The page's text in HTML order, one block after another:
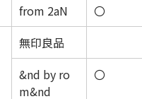
from 2aN
〇
無印良品
&nd by ro
m&nd
〇